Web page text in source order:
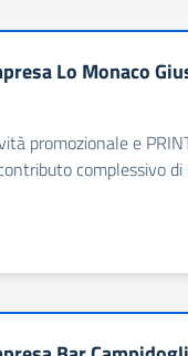
Lo Monaco
promozionale e
complessivo